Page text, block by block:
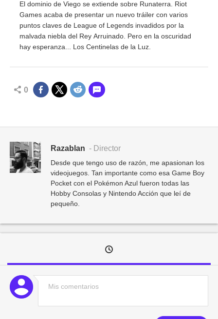
El dominio de Viego se extiende sobre Runaterra. Riot
Games acaba de presentar un nuevo tráiler con varios
puntos claves de League of Legends invadidos por la
malvada niebla del Rey Arruinado. Pero en la oscuridad
hay esperanza... Los Centinelas de la Luz.
0
Razablan - Director
Desde que tengo uso de razón, me apasionan los
videojuegos. Tan importante como esa Game Boy
Pocket con el Pokémon Azul fueron todas las
Hobby Consolas y Nintendo Acción que leí de
pequeño.